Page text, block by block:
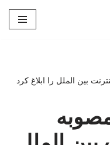
بین الملل را ابلاغ کرد